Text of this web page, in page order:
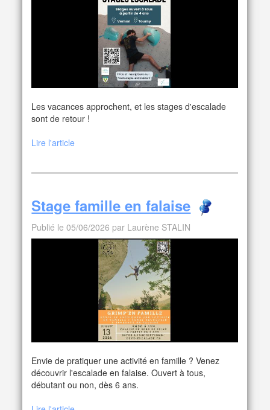
Les vacances approchent, et les stages d'escalade
sont de retour !
Lire l'article
Stage famille en falaise
Publié le 05/06/2026 par Laurène STALIN
Envie de pratiquer une activité en famille ? Venez
découvrir l'escalade en falaise. Ouvert à tous,
débutant ou non, dès 6 ans.